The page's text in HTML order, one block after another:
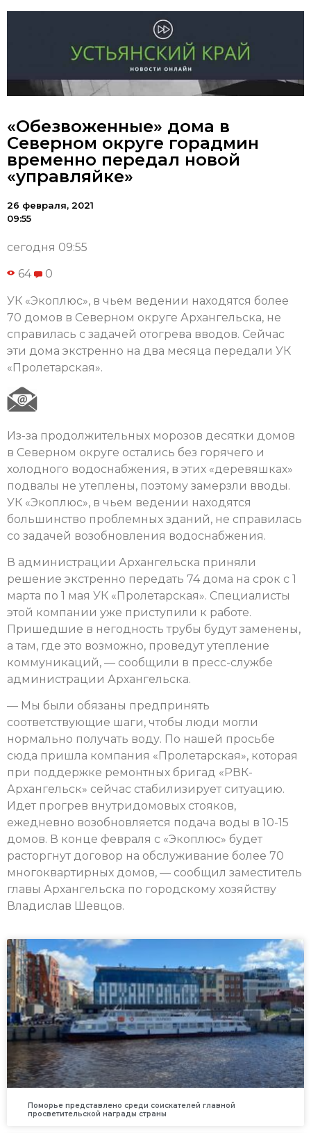
«Обезвоженные» дома в
Северном округе горадмин
временно передал новой
«управляйке»
26 февраля, 2021
09:55
сегодня 09:55
64 0
УК «Экоплюс», в чьем ведении находятся более
70 домов в Северном округе Архангельска, не
справилась с задачей отогрева вводов. Сейчас
эти дома экстренно на два месяца передали УК
«Пролетарская».
Из-за продолжительных морозов десятки домов
в Северном округе остались без горячего и
холодного водоснабжения, в этих «деревяшках»
подвалы не утеплены, поэтому замерзли вводы.
УК «Экоплюс», в чьем ведении находятся
большинство проблемных зданий, не справилась
со задачей возобновления водоснабжения.
В администрации Архангельска приняли
решение экстренно передать 74 дома на срок с 1
марта по 1 мая УК «Пролетарская». Специалисты
этой компании уже приступили к работе.
Пришедшие в негодность трубы будут заменены,
а там, где это возможно, проведут утепление
коммуникаций, — сообщили в пресс-службе
администрации Архангельска.
— Мы были обязаны предпринять
соответствующие шаги, чтобы люди могли
нормально получать воду. По нашей просьбе
сюда пришла компания «Пролетарская», которая
при поддержке ремонтных бригад «РВК-
Архангельск» сейчас стабилизирует ситуацию.
Идет прогрев внутридомовых стояков,
ежедневно возобновляется подача воды в 10-15
домов. В конце февраля с «Экоплюс» будет
расторгнут договор на обслуживание более 70
многоквартирных домов, — сообщил заместитель
главы Архангельска по городскому хозяйству
Владислав Шевцов.
Поморье представлено среди соискателей главной
просветительской награды страны